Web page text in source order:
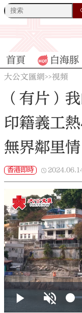
首頁 白海豚
大公文匯網>>視頻
（有片）
印籍義工
無界鄰里情
香港即時